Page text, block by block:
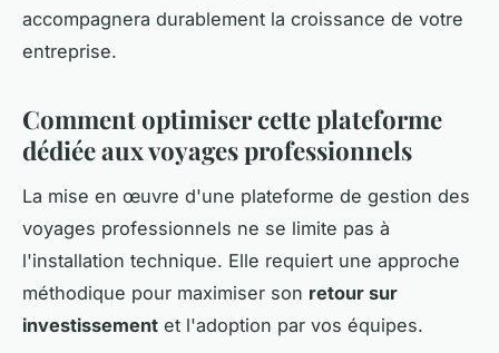
accompagnera durablement la croissance de votre
entreprise.
Comment optimiser cette plateforme
dédiée aux voyages professionnels
La mise en œuvre d'une plateforme de gestion des
voyages professionnels ne se limite pas à
l'installation technique. Elle requiert une approche
méthodique pour maximiser son retour sur
investissement et l'adoption par vos équipes.